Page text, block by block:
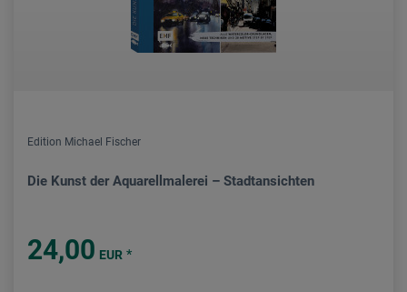
Edition Michael Fischer
Die Kunst der Aquarellmalerei – Stadtansichten
24,00 EUR *